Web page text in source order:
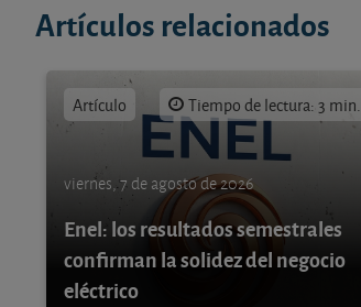
Artículos relacionados
Artículo Tiempo de lectura: 3 min.
viernes, 7 de agosto de 2026
Enel: los resultados semestrales
confirman la solidez del negocio
eléctrico